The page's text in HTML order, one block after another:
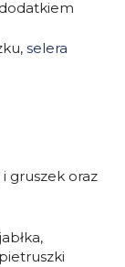
selera
gruszek oraz